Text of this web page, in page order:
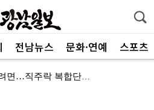
전남뉴스 문화·연예 스포츠
"‘반도체 클러스터’ 성공하려면…직주락 복합단지 구축"